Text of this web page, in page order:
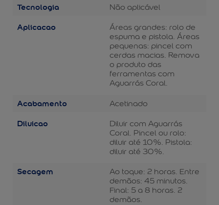
Tecnologia Não aplicável
Aplicacao
Áreas grandes: rolo de
espuma e pistola. Áreas
pequenas: pincel com
cerdas macias. Remova
o produto das
ferramentas com
Aguarrás Coral.
Acabamento Acetinado
Diluicao
Diluir com Aguarrás
Coral. Pincel ou rolo:
diluir até 10%. Pistola:
diluir até 30%.
Secagem
Ao toque: 2 horas. Entre
demãos: 45 minutos.
Final: 5 a 8 horas. 2
demãos.